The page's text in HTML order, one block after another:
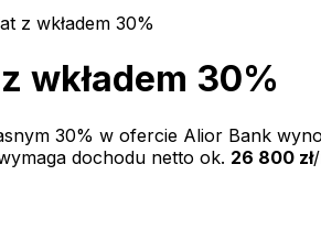
z wkładem 30%
wkładem 30%
30% w ofercie Alior Bank
dochodu netto ok. 26 800 zł